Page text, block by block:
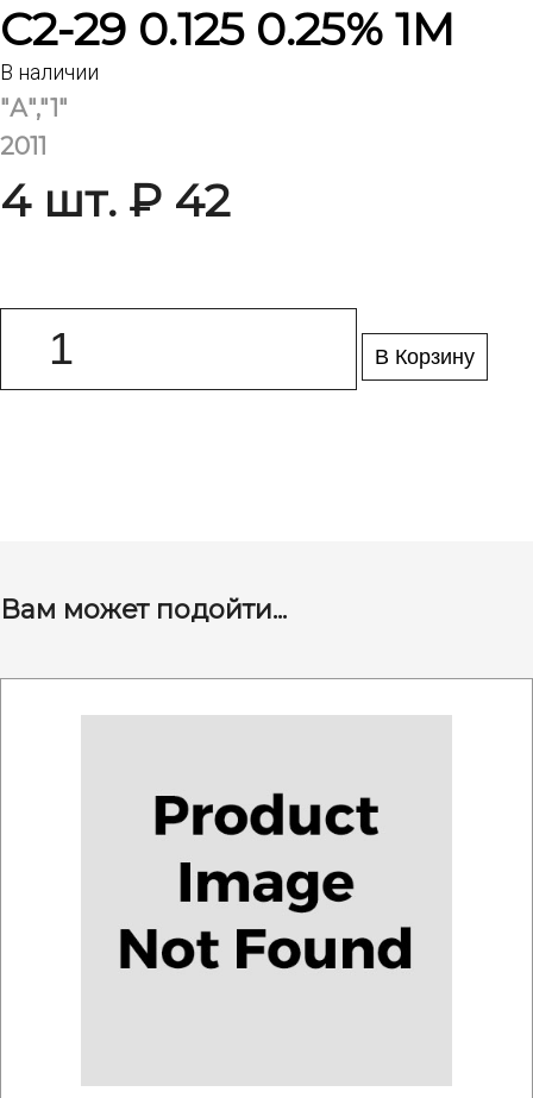
С2-29 0.125 0.25% 1М
В наличии
"А","1"
2011
4 шт. ₽ 42
В Корзину
Вам может подойти...